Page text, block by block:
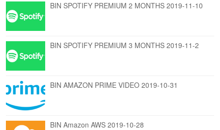
BIN SPOTIFY PREMIUM 2 MONTHS 2019-11-10
BIN SPOTIFY PREMIUM 3 MONTHS 2019-11-2
BIN AMAZON PRIME VIDEO 2019-10-31
BIN Amazon AWS 2019-10-28